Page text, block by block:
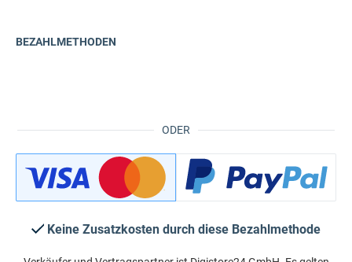
ODER
BEZAHLMETHODEN
Keine Zusatzkosten durch diese Bezahlmethode